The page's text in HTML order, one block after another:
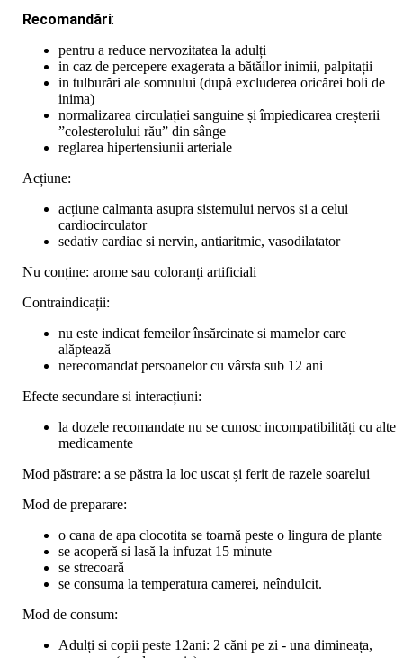
Recomandări:
pentru a reduce nervozitatea la adulți
in caz de percepere exagerata a bătăilor inimii, palpitații
in tulburări ale somnului (după excluderea oricărei boli de
inima)
normalizarea circulației sanguine și împiedicarea creșterii
”colesterolului rău” din sânge
reglarea hipertensiunii arteriale
Acțiune:
acțiune calmanta asupra sistemului nervos si a celui
cardiocirculator
sedativ cardiac si nervin, antiaritmic, vasodilatator
Nu conține: arome sau coloranți artificiali
Contraindicații:
nu este indicat femeilor însărcinate si mamelor care
alăptează
nerecomandat persoanelor cu vârsta sub 12 ani
Efecte secundare si interacțiuni:
la dozele recomandate nu se cunosc incompatibilități cu alte
medicamente
Mod păstrare: a se păstra la loc uscat și ferit de razele soarelui
Mod de preparare:
o cana de apa clocotita se toarnă peste o lingura de plante
se acoperă si lasă la infuzat 15 minute
se strecoară
se consuma la temperatura camerei, neîndulcit.
Mod de consum:
Adulți si copii peste 12ani: 2 căni pe zi - una dimineața,